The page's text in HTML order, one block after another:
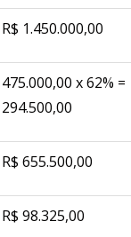
R$ 1.450.000,00
475.000,00 x 62% =
294.500,00
R$ 655.500,00
R$ 98.325,00